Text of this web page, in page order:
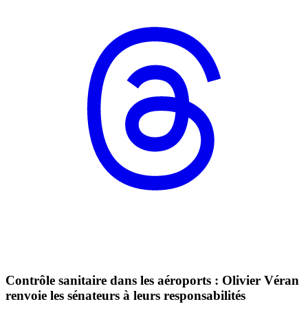
Contrôle sanitaire dans les aéroports : Olivier Véran
renvoie les sénateurs à leurs responsabilités